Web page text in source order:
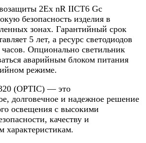
2Ех nR IICT6 Gc
безопасность изделия в
зонах. Гарантийный срок
5 лет, а ресурс светодиодов
часов. Опционально светильник
аварийным блоком питания
режиме.
(OPTIC) — это
долговечное и надежное решение
освещения с высокими
качеству и
характеристикам.​